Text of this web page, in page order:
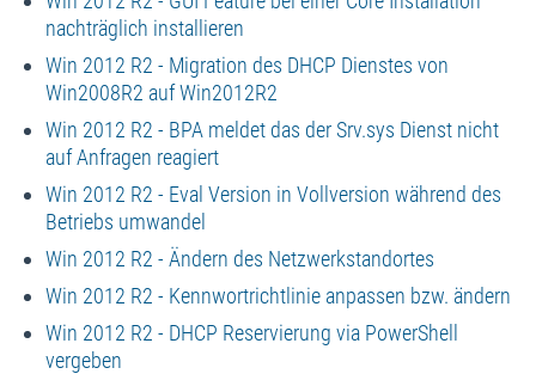
nachträglich installieren
Win 2012 R2 - Migration des DHCP Dienstes von
Win2008R2 auf Win2012R2
Win 2012 R2 - BPA meldet das der Srv.sys Dienst nicht
auf Anfragen reagiert
Win 2012 R2 - Eval Version in Vollversion während des
Betriebs umwandel
Win 2012 R2 - Ändern des Netzwerkstandortes
Win 2012 R2 - Kennwortrichtlinie anpassen bzw. ändern
Win 2012 R2 - DHCP Reservierung via PowerShell
vergeben